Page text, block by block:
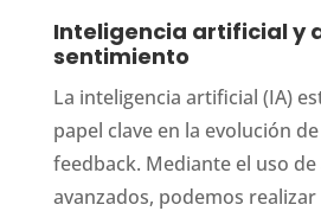
Inteligencia artificial y
sentimiento
La inteligencia artificial (IA)
papel clave en la evolución
feedback. Mediante el uso
avanzados, podemos